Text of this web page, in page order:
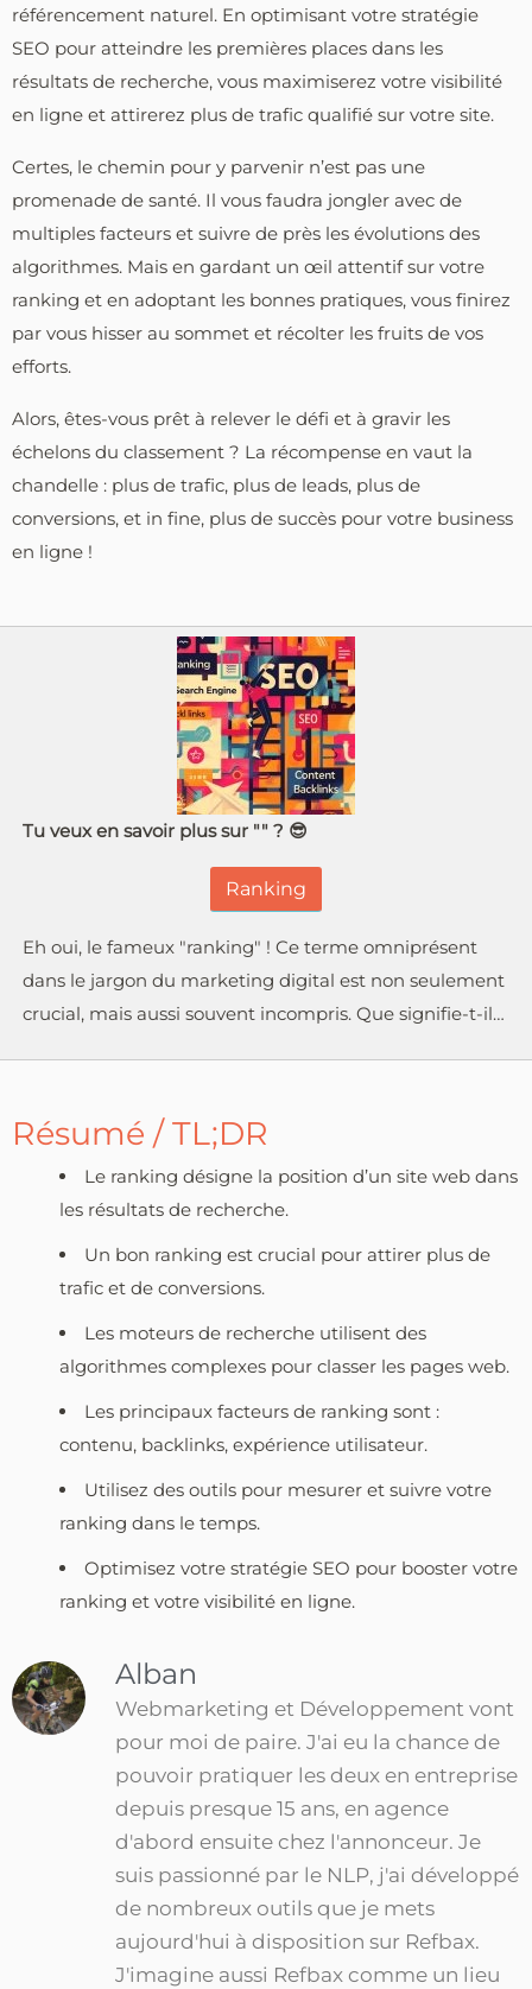
référencement naturel. En optimisant votre stratégie
SEO pour atteindre les premières places dans les
résultats de recherche, vous maximiserez votre visibilité
en ligne et attirerez plus de trafic qualifié sur votre site.
Certes, le chemin pour y parvenir n’est pas une
promenade de santé. Il vous faudra jongler avec de
multiples facteurs et suivre de près les évolutions des
algorithmes. Mais en gardant un œil attentif sur votre
ranking et en adoptant les bonnes pratiques, vous finirez
par vous hisser au sommet et récolter les fruits de vos
efforts.
Alors, êtes-vous prêt à relever le défi et à gravir les
échelons du classement ? La récompense en vaut la
chandelle : plus de trafic, plus de leads, plus de
conversions, et in fine, plus de succès pour votre business
en ligne !
Tu veux en savoir plus sur "" ? 😎
Ranking
Eh oui, le fameux "ranking" ! Ce terme omniprésent
dans le jargon du marketing digital est non seulement
crucial, mais aussi souvent incompris. Que signifie-t-il…
Résumé / TL;DR
Le ranking désigne la position d’un site web dans
les résultats de recherche.
Un bon ranking est crucial pour attirer plus de
trafic et de conversions.
Les moteurs de recherche utilisent des
algorithmes complexes pour classer les pages web.
Les principaux facteurs de ranking sont :
contenu, backlinks, expérience utilisateur.
Utilisez des outils pour mesurer et suivre votre
ranking dans le temps.
Optimisez votre stratégie SEO pour booster votre
ranking et votre visibilité en ligne.
Alban
Webmarketing et Développement vont
pour moi de paire. J'ai eu la chance de
pouvoir pratiquer les deux en entreprise
depuis presque 15 ans, en agence
d'abord ensuite chez l'annonceur. Je
suis passionné par le NLP, j'ai développé
de nombreux outils que je mets
aujourd'hui à disposition sur Refbax.
J'imagine aussi Refbax comme un lieu